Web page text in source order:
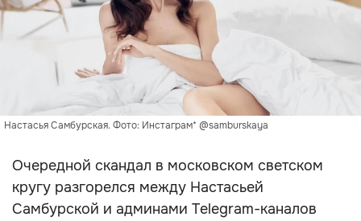
Настасья Самбурская. Фото: Инстаграм* @samburskaya
Очередной скандал в московском светском
кругу разгорелся между Настасьей
Самбурской и админами Telegram-каналов